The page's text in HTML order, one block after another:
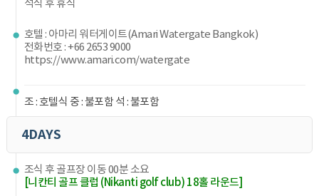
석식 후 휴식
호텔 : 아마리 워터게이트(Amari Watergate Bangkok)
전화번호 : +66 2653 9000
https://www.amari.com/watergate
조 : 호텔식 중 : 불포함 석 : 불포함
4DAYS
조식 후 골프장 이동 00분 소요
[니칸티 골프 클럽 (Nikanti golf club) 18홀 라운드]